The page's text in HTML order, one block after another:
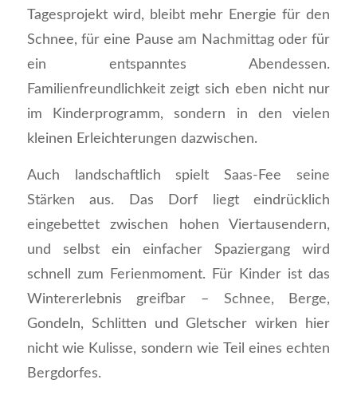
Tagesprojekt wird, bleibt mehr Energie für den
Schnee, für eine Pause am Nachmittag oder für
ein entspanntes Abendessen.
Familienfreundlichkeit zeigt sich eben nicht nur
im Kinderprogramm, sondern in den vielen
kleinen Erleichterungen dazwischen.
Auch landschaftlich spielt Saas-Fee seine
Stärken aus. Das Dorf liegt eindrücklich
eingebettet zwischen hohen Viertausendern,
und selbst ein einfacher Spaziergang wird
schnell zum Ferienmoment. Für Kinder ist das
Wintererlebnis greifbar – Schnee, Berge,
Gondeln, Schlitten und Gletscher wirken hier
nicht wie Kulisse, sondern wie Teil eines echten
Bergdorfes.